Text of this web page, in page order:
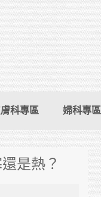
科專區 婦科專區
是熱？